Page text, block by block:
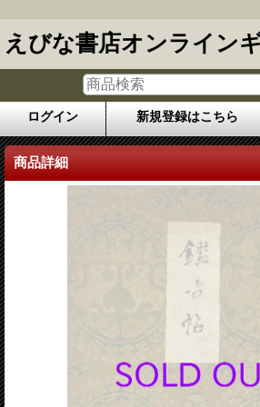
えびな書店オンライン
ログイン 新規登録はこちら
商品詳細